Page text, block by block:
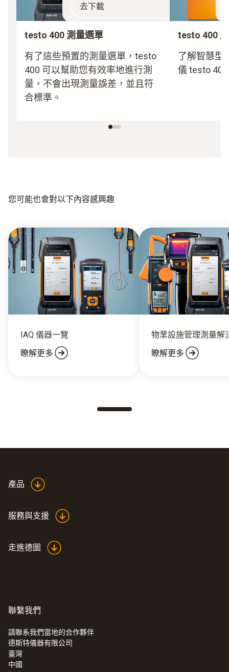
去下載
testo 400 測量選單
有了這些預置的測量選單，testo
400 可以幫助您有效率地進行測
量，不會出現測量誤差，並且符
合標準。
testo 400
了解智慧型
儀 testo
您可能也會對以下內容感興趣
IAQ 儀器一覽
瞭解更多
物業設施管理測量解
瞭解更多
產品
服務與支援
走進德圖
聯繫我們
請聯系我們當地的合作夥伴
德斯特儀器有限公司
臺灣
中國